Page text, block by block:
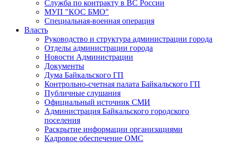
Служба по контракту в ВС России
МУП "КОС БМО"
Специальная-военная операция
Власть
Руководство и структура администрации города
Отделы администрации города
Новости Администрации
Документы
Дума Байкальского ГП
Контрольно-счетная палата Байкальского ГП
Публичные слушания
Официальный источник СМИ
Администрация Байкальского городского
поселения
Раскрытие информации организациями
Кадровое обеспечение ОМС